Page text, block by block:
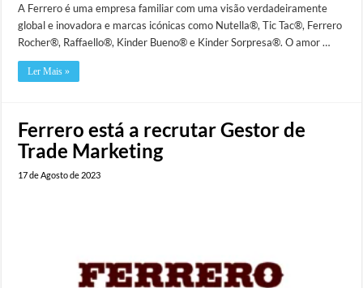
A Ferrero é uma empresa familiar com uma visão verdadeiramente
global e inovadora e marcas icónicas como Nutella®, Tic Tac®, Ferrero
Rocher®, Raffaello®, Kinder Bueno® e Kinder Sorpresa®. O amor …
Ler Mais »
Ferrero está a recrutar Gestor de
Trade Marketing
17 de Agosto de 2023